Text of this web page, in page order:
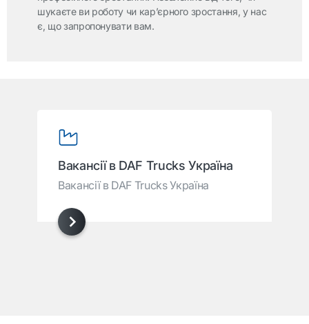
шукаєте ви роботу чи кар’єрного зростання, у нас
є, що запропонувати вам.
Вакансії в DAF Trucks Україна
Вакансії в DAF Trucks Україна